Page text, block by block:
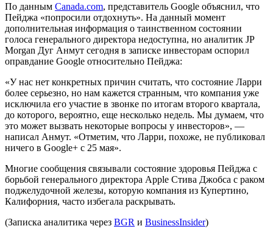
По данным Canada.com, представитель Google объяснил, что
Пейджа «попросили отдохнуть». На данный момент
дополнительная информация о таинственном состоянии
голоса генерального директора недоступна, но аналитик JP
Morgan Дуг Анмут сегодня в записке инвесторам оспорил
оправдание Google относительно Пейджа:
«У нас нет конкретных причин считать, что состояние Ларри
более серьезно, но нам кажется странным, что компания уже
исключила его участие в звонке по итогам второго квартала,
до которого, вероятно, еще несколько недель. Мы думаем, что
это может вызвать некоторые вопросы у инвесторов», —
написал Анмут. «Отметим, что Ларри, похоже, не публиковал
ничего в Google+ с 25 мая».
Многие сообщения связывали состояние здоровья Пейджа с
борьбой генерального директора Apple Стива Джобса с раком
поджелудочной железы, которую компания из Купертино,
Калифорния, часто избегала раскрывать.
(Записка аналитика через BGR и BusinessInsider)